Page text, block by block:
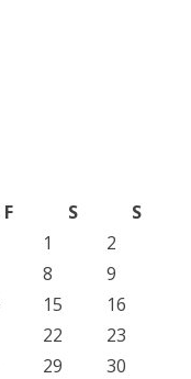
F S
S
1
2
8
9
15
16
22
23
29
30